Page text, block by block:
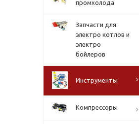
промхолода
Запчасти для
электро котлов и
электро
бойлеров
Инструменты
Компрессоры